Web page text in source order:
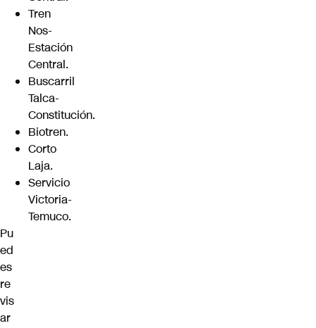
Tren
Nos-
Estación
Central.
Buscarril
Talca-
Constitución.
Biotren.
Corto
Laja.
Servicio
Victoria-
Temuco.
Pu
ed
es
re
vis
ar